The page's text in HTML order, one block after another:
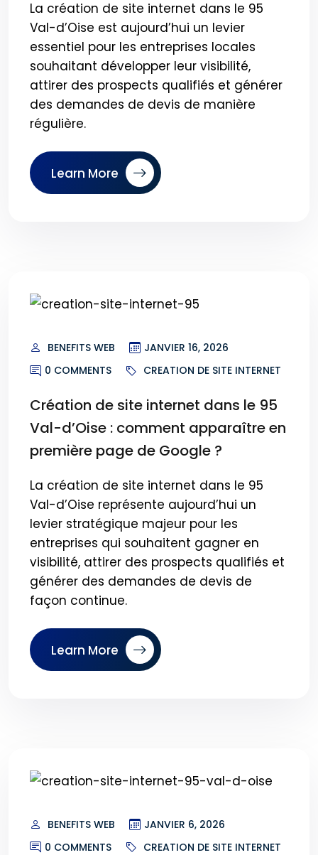
La création de site internet dans le 95
Val-d’Oise est aujourd’hui un levier
essentiel pour les entreprises locales
souhaitant développer leur visibilité,
attirer des prospects qualifiés et générer
des demandes de devis de manière
régulière.
Learn More
BENEFITS WEB
JANVIER 16, 2026
0 COMMENTS
CREATION DE SITE INTERNET
Création de site internet dans le 95
Val-d’Oise : comment apparaître en
première page de Google ?
La création de site internet dans le 95
Val-d’Oise représente aujourd’hui un
levier stratégique majeur pour les
entreprises qui souhaitent gagner en
visibilité, attirer des prospects qualifiés et
générer des demandes de devis de
façon continue.
Learn More
BENEFITS WEB
JANVIER 6, 2026
0 COMMENTS
CREATION DE SITE INTERNET